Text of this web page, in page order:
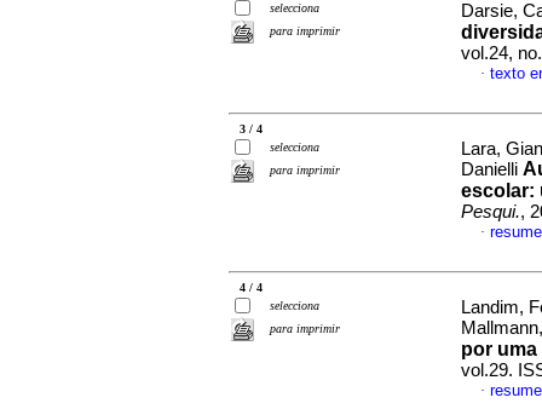
selecciona
para imprimir
Darsie,
vol.24,
· texto
3 / 4
selecciona
para imprimir
Lara,
Danielli
escolar:
Pesqui.,
·
4 / 4
selecciona
para imprimir
Landim,
por
vol.29.
·